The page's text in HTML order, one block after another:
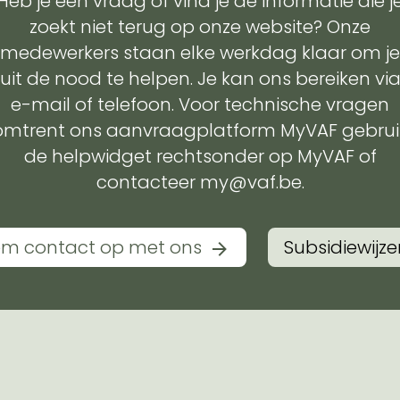
zoekt niet terug op onze website? Onze
medewerkers staan elke werkdag klaar om je
uit de nood te helpen. Je kan ons bereiken via
e-mail of telefoon. Voor technische vragen
ons aanvraagplatform MyVAF
de helpwidget rechtsonder op MyVAF of
contacteer my@vaf.be.
contact op met ons